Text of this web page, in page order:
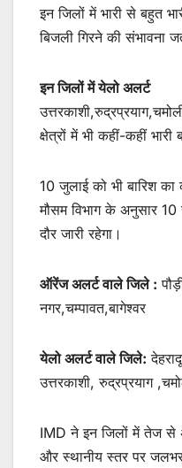
इन जिलों में भारी से बहुत
बिजली गिरने की संभावना
इन जिलों में येलो अलर्ट
क्षेत्रों में भी कहीं-कहीं भारी
10 जुलाई को भी बारिश
मौसम विभाग के अनुसार 10
दौर जारी रहेगा।
ऑरेंज अलर्ट वाले जिले :
नगर,चम्पावत,बागेश्वर
येलो अलर्ट वाले जिले:
उत्तरकाशी, रुद्रप्रयाग
IMD ने इन जिलों में तेज से
और स्थानीय स्तर पर